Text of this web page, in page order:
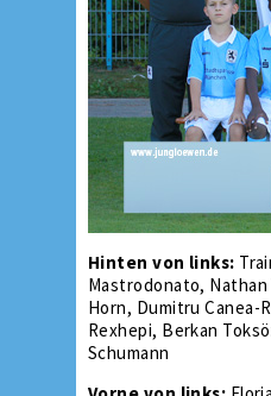
Hinten von links:
Mastrodonato, Nathan
Horn, Dumitru Canea-
Rexhepi, Berkan
Schumann